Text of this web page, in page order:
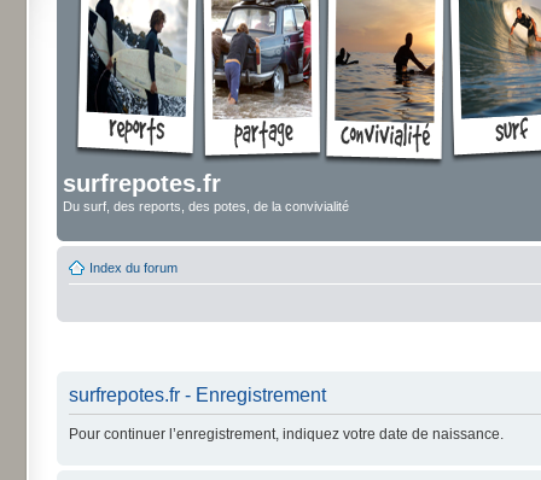
surfrepotes.fr
Du surf, des reports, des potes, de la convivialité
Index du forum
surfrepotes.fr - Enregistrement
Pour continuer l’enregistrement, indiquez votre date de naissance.